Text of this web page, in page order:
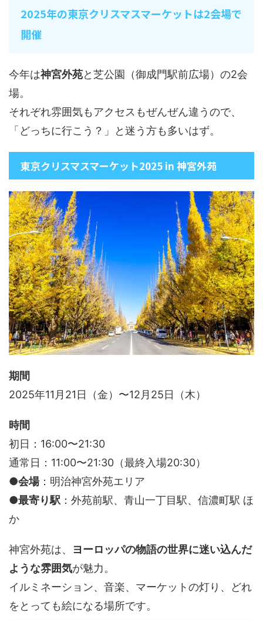
2025年の東京クリスマスマーケットは2会場で
開催
今年は神宮外苑と芝公園（御成門駅前広場）の2会
場。
それぞれ雰囲気もアクセスもぜんぜん違うので、
「どっちに行こう？」と迷う方も多いはず。
東京クリスマスマーケット2025 in 神宮外苑
期間
2025年11月21日（金）〜12月25日（木）
時間
初日：16:00〜21:30
通常日：11:00〜21:30（最終入場20:30）
●会場：明治神宮外苑エリア
●最寄り駅 ：外苑前駅、青山一丁目駅、信濃町駅 ほ
か
神宮外苑は、 ヨーロッパの物語の世界に迷い込んだ
ような雰囲気が魅力。
イルミネーション、音楽、マーケットの灯り、どれ
をとっても絵になる場所です。